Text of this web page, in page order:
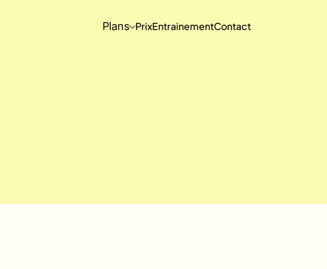
Plans PrixEntrainementContact